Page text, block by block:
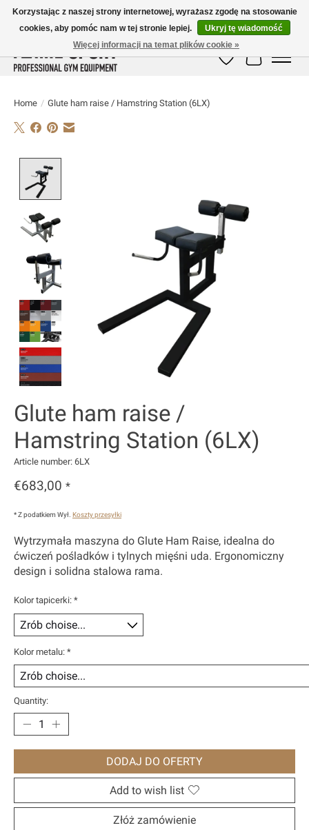
E-MAIL:info@flame-sport.deTEL.: +49 1525 9705 011
Lista życzeń
Koszyk
Home / Glute ham raise / Hamstring Station (6LX)
Glute ham raise /
Hamstring Station (6LX)
Article number: 6LX
€683,00 *
* Z podatkiem Wył. Koszty przesyłki
Wytrzymała maszyna do Glute Ham Raise, idealna do
ćwiczeń pośladków i tylnych mięśni uda. Ergonomiczny
design i solidna stalowa rama.
Kolor tapicerki: *
Kolor metalu: *
Quantity:
DODAJ DO OFERTY
Add to wish list
Złóż zamówienie
Korzystając z naszej strony internetowej, wyrażasz zgodę na stosowanie
cookies, aby pomóc nam w tej stronie lepiej.
Ukryj tę wiadomość
Więcej informacji na temat plików cookie »